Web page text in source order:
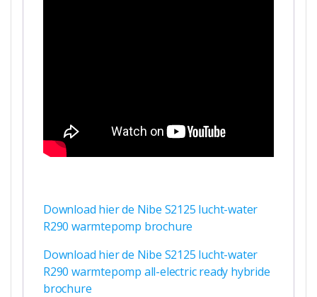
Download hier de Nibe S2125 lucht-water
R290 warmtepomp brochure
Download hier de Nibe S2125 lucht-water
R290 warmtepomp all-electric ready hybride
brochure